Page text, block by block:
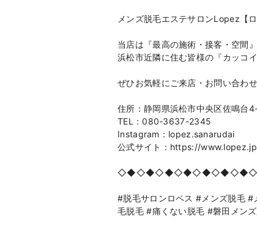
メンズ脱毛エステサロンLopez【ロ
当店は『最高の施術・接客・空間
浜松市近隣に住む皆様の『カッコ
ぜひお気軽にご来店・お問い合わせ
住所：静岡県浜松市中央区佐鳴台
TEL：080-3637-2345
Instagram：lopez.sanarudai
公式サイト：https://www.lopez.jp
#脱毛サロンロペス #メンズ脱毛
毛脱毛 #痛くない脱毛 #磐田メン